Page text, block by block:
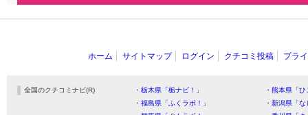
ホーム サイトマップ ログイン クチコミ投稿 プラ
全国のクチコミナビ(R) ・栃木県「栃ナビ！」
・熊本県「
・福島県「ふくラボ！」
・新潟県「